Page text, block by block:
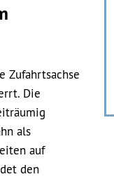
Zufahrtsachse
Die
als
auf
den